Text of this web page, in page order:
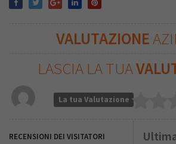
VALUTAZIONE
LASCIA LA TUA
La tua Valutazione
RECENSIONI DEI VISITATORI